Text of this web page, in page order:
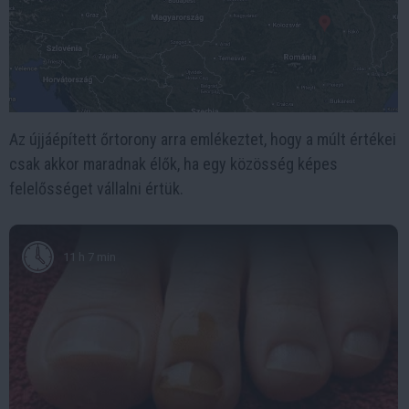
Az újjáépített őrtorony arra emlékeztet, hogy a múlt értékei
csak akkor maradnak élők, ha egy közösség képes
felelősséget vállalni értük.
11 h 7 min